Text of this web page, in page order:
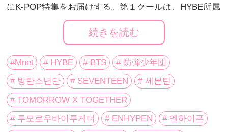
にK-POP特集をお届けする。第１クールは、HYBE所属
アーティスト特集。
【『HYBE所属アーティスト特集』概要】
1月～3月までの3ヵ月間にわたって、BTS、
SEVENTEEN、TOMORROW X TOGETHER、
ENHYPEN、LE SSERAFIM、NewJeans ほかHYBE所属
アーティストたちの出演番組を一挙大放出いたしま
す！
続きを読む
#Mnet # HYBE # BTS
# 防弾少年団
# 방탄소년단
# SEVENTEEN
# 세븐틴
# TOMORROW X TOGETHER
# 투모로우바이투게더
# ENHYPEN
# 엔하이픈